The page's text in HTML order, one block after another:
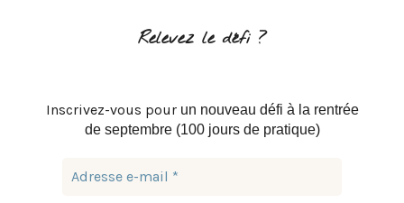
Relevez le défi ?
Inscrivez-vous pour un nouveau défi à la rentrée
de septembre (100 jours de pratique)